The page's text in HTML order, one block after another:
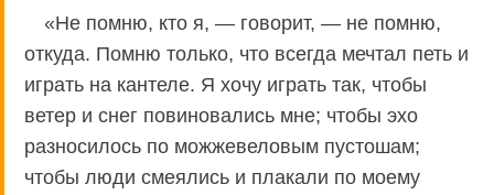
«Не помню, кто я, — говорит, — не помню,
откуда. Помню только, что всегда мечтал петь и
играть на кантеле. Я хочу играть так, чтобы
ветер и снег повиновались мне; чтобы эхо
разносилось по можжевеловым пустошам;
чтобы люди смеялись и плакали по моему